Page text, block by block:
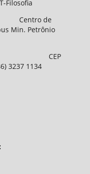
Filosofia
de
Min. Petrônio
3237 1134